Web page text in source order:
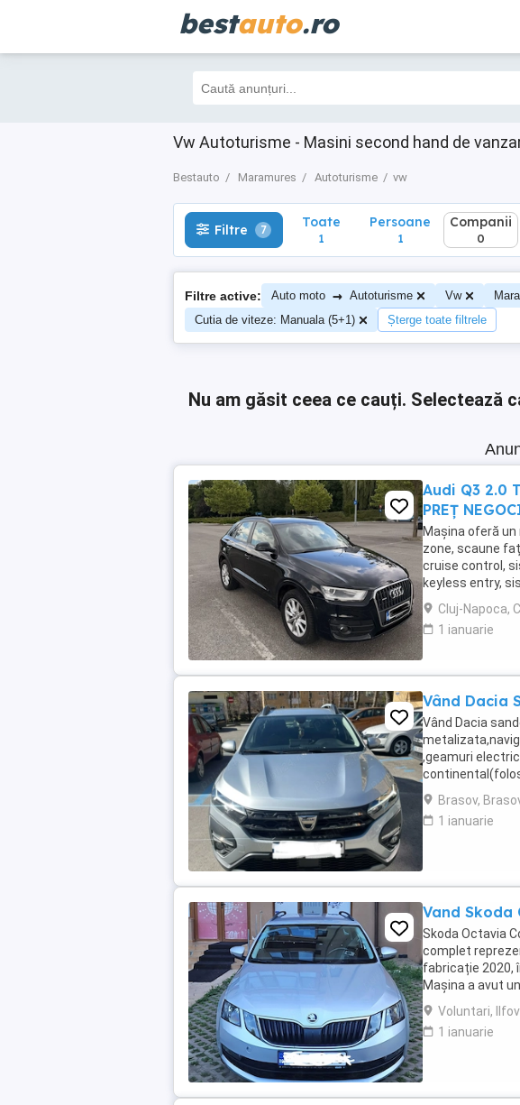
bestauto.ro
Vw Autoturisme - Masini second hand de
Bestauto Maramures Autoturisme vw
Filtre 7 Toate
1
Filtre 7 Toate
1
Persoane
1
Companii
0
Filtre active: Auto moto → Autoturisme Vw
Cutia de viteze: Manuala (5+1)
Șterge toate filtrele
Nu am găsit ceea ce cauți. Selectează
Audi Q3 2.0
PREȚ
Mașina oferă
zone, scaune
cruise control,
keyless entry,
iunie 2026,
Cluj-Napoca,
1 ianuarie
Vând Dacia
Vând Dacia
,geamuri
Brasov,
1 ianuarie
Vand Skoda
Skoda Octavia
complet
fabricație 2020,
Mașina a avut
întreținere au
Voluntari, Ilfov
1 ianuarie